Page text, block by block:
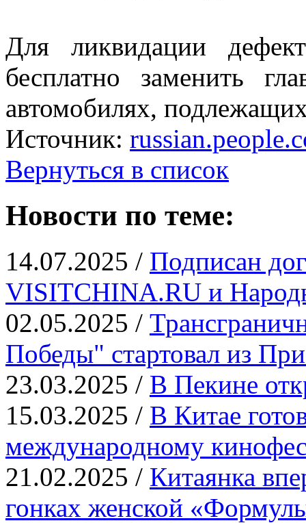
Для ликвидации
бесплатно заменить
автомобилях,
Источник:
Вернуться в список
Новости по теме:
14.07.2025 / Подписан
VISITCHINA.RU и
02.05.2025 /
Победы" стартовал из
23.03.2025 / В Пекине
15.03.2025 / В Китае
международному
21.02.2025 / Китаянка
гонках женской